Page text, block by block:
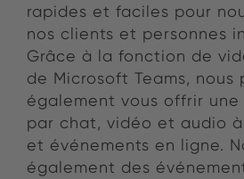
rapides et faciles pour
nos clients et personnes
Grâce à la fonction de
de Microsoft Teams, nous
également vous offrir
par chat, vidéo et audio à
et événements en ligne.
également des